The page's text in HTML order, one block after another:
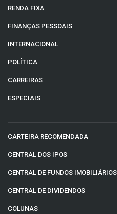
RENDA FIXA
FINANÇAS PESSOAIS
INTERNACIONAL
POLÍTICA
CARREIRAS
ESPECIAIS
CARTEIRA RECOMENDADA
CENTRAL DOS IPOS
CENTRAL DE FUNDOS IMOBILIÁRIOS
CENTRAL DE DIVIDENDOS
COLUNAS